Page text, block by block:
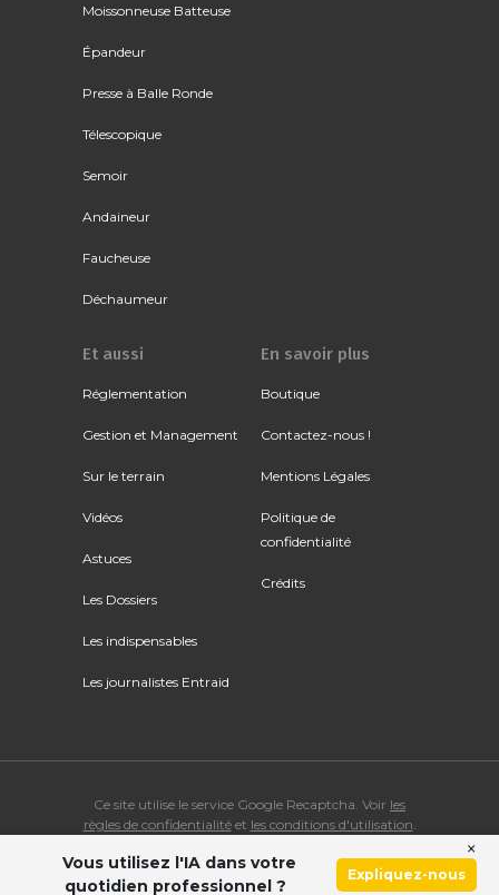
Moissonneuse Batteuse
Épandeur
Presse à Balle Ronde
Télescopique
Semoir
Andaineur
Faucheuse
Déchaumeur
Et aussi
Réglementation
Gestion et Management
Sur le terrain
Vidéos
Astuces
Les Dossiers
Les indispensables
Les journalistes Entraid
En savoir plus
Boutique
Contactez-nous !
Mentions Légales
Politique de
confidentialité
Crédits
Ce site utilise le service Google Recaptcha. Voir les
règles de confidentialitéet les conditions d'utilisation
© Copyright 2026 ENTRAID. Tous droits réservés.
Vous utilisez l'IA dans votre
quotidien professionnel ?
Expliquez-nous
×